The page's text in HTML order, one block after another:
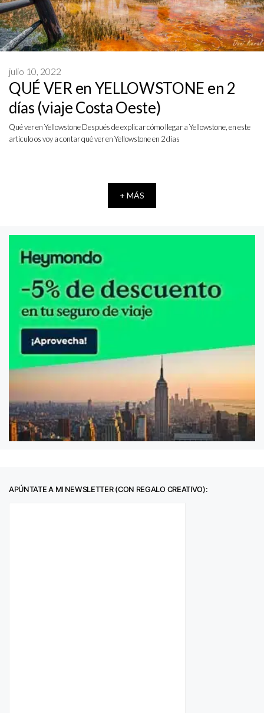
QUÉ VER en YELLOWSTONE en 2
días (viaje Costa Oeste)
julio 10, 2022
Qué ver en Yellowstone Después de explicar cómo llegar a Yellowstone, en este
artículo os voy a contar qué ver en Yellowstone en 2 días
+ MÁS
APÚNTATE A MI NEWSLETTER (CON REGALO CREATIVO):